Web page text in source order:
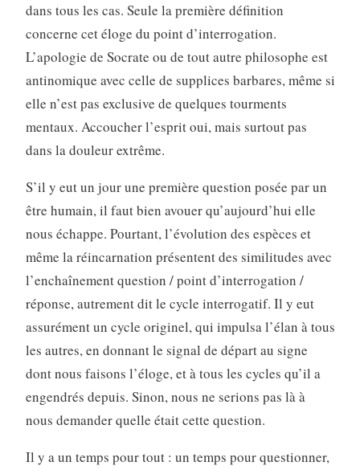
dans tous les cas. Seule la première définition
concerne cet éloge du point d’interrogation.
L’apologie de Socrate ou de tout autre philosophe est
antinomique avec celle de supplices barbares, même si
elle n’est pas exclusive de quelques tourments
mentaux. Accoucher l’esprit oui, mais surtout pas
dans la douleur extrême.
S’il y eut un jour une première question posée par un
être humain, il faut bien avouer qu’aujourd’hui elle
nous échappe. Pourtant, l’évolution des espèces et
même la réincarnation présentent des similitudes avec
l’enchaînement question / point d’interrogation /
réponse, autrement dit le cycle interrogatif. Il y eut
assurément un cycle originel, qui impulsa l’élan à tous
les autres, en donnant le signal de départ au signe
dont nous faisons l’éloge, et à tous les cycles qu’il a
engendrés depuis. Sinon, nous ne serions pas là à
nous demander quelle était cette question.
Il y a un temps pour tout : un temps pour questionner,